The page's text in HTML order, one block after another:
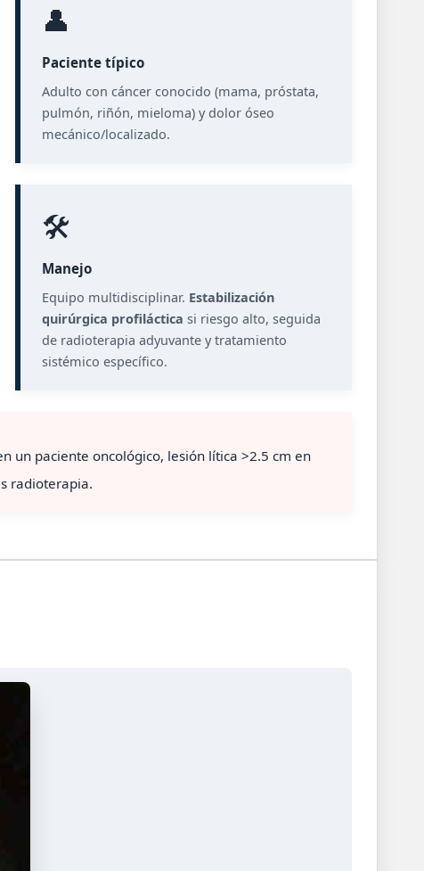
👤
Paciente típico
Adulto con cáncer conocido (mama, próstata,
pulmón, riñón, mieloma) y dolor óseo
mecánico/localizado.
🛠️
Manejo
Equipo multidisciplinar. Estabilización
quirúrgica profiláctica si riesgo alto, seguida
de radioterapia adyuvante y tratamiento
sistémico específico.
un paciente oncológico, lesión lítica >2.5 cm en
radioterapia.